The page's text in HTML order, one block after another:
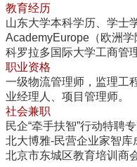
教育经历
山东大学本科学历、学士
AcademyEurope（欧洲学
科罗拉多国际大学工商管
职业资格
一级物流管理师，监理工
业经理人、项目管理师。
社会兼职
民企“牵手扶智”行动特聘
北大博雅-民营企业家智库
北京市东城区教育培训商